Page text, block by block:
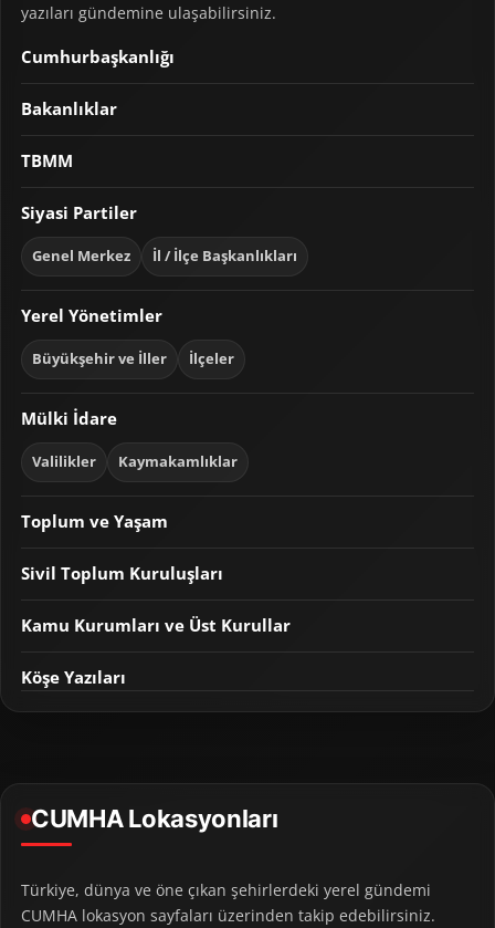
yazıları gündemine ulaşabilirsiniz.
Cumhurbaşkanlığı
Bakanlıklar
TBMM
Siyasi Partiler
Genel Merkez İl / İlçe Başkanlıkları
Yerel Yönetimler
Büyükşehir ve İller İlçeler
Mülki İdare
Valilikler Kaymakamlıklar
Toplum ve Yaşam
Sivil Toplum Kuruluşları
Kamu Kurumları ve Üst Kurullar
Köşe Yazıları
CUMHA Lokasyonları
Türkiye, dünya ve öne çıkan şehirlerdeki yerel gündemi
CUMHA lokasyon sayfaları üzerinden takip edebilirsiniz.